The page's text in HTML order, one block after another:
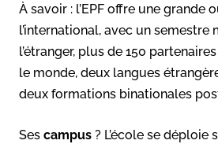
À savoir : l’EPF offre une grande
l’international, avec un semestre
l’étranger, plus de 150
le monde, deux langues
deux formations binationales
Ses campus ? L’école se déploie